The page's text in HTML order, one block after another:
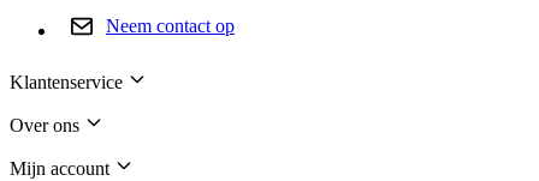
Neem contact op
Klantenservice
Over ons
Mijn account